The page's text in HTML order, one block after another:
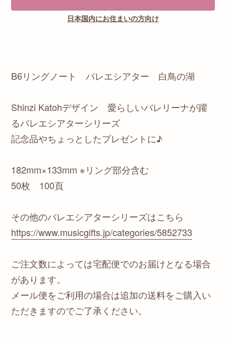
日本国内にお住まいの方向け
B6リングノート バレエシアター 白鳥の湖
Shinzi Katohデザイン 愛らしいバレリーナが躍
るバレエシアターシリーズ
記念品やちょっとしたプレゼントに♪
182mm×133mm ※リング部分含む
50枚 100頁
その他のバレエシアターシリーズはこちら
https://www.musicgifts.jp/categories/5852733
ご注文数によっては宅配便でのお届けとなる場合
があります。
メール便をご利用の場合は追加の送料をご購入い
ただきますのでご了承ください。